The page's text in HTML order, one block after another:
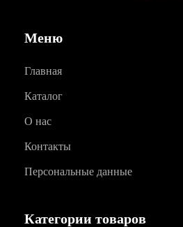
Меню
Главная
Каталог
О нас
Контакты
Персональные данные
Категории товаров